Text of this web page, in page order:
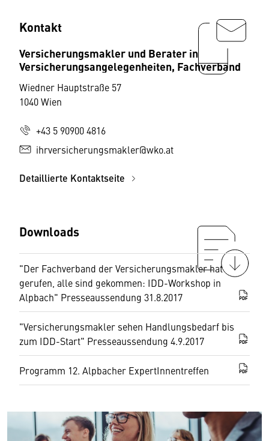
Kontakt
Versicherungsmakler und Berater in
Versicherungsangelegenheiten, Fachverband
Wiedner Hauptstraße 57
1040 Wien
+43 5 90900 4816
ihrversicherungsmakler@wko.at
Detaillierte Kontaktseite
Downloads
"Der Fachverband der Versicherungsmakler hat
gerufen, alle sind gekommen: IDD-Workshop in
Alpbach" Presseaussendung 31.8.2017
PDF
"Versicherungsmakler sehen Handlungsbedarf bis
zum IDD-Start" Presseaussendung 4.9.2017
PDF
Programm 12. Alpbacher ExpertInnentreffen PDF